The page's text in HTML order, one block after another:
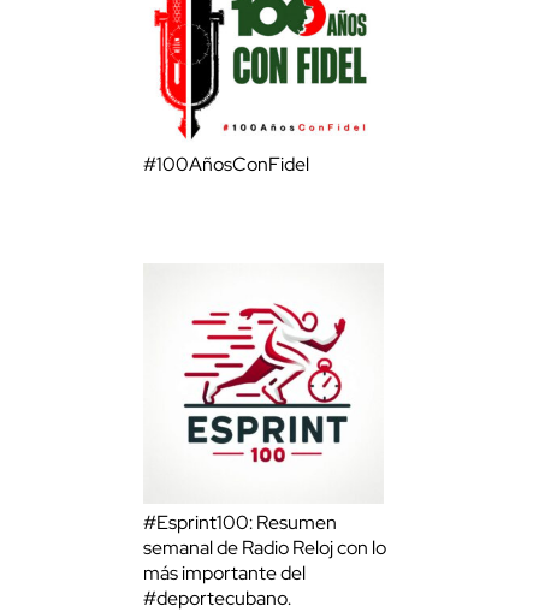
#100AñosConFidel
#Esprint100: Resumen
semanal de Radio Reloj con lo
más importante del
#deportecubano.